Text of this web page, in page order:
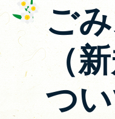
ご
（
つ